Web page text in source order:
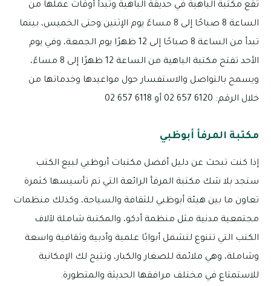
تقع مكتبة الباهية في حديقة الباهية وتبدأ أوقات عملها من
الساعة 8 صباحًا إلى 8 مساءً يوم الإثنين وحتى الخميس، بينما
تبدأ من الساعة 8 صباحًا إلى 12 ظهرًا يوم الجمعة، وفي يوم
الأحد تفتح مكتبة الباهية من الساعة 12 ظهرًا إلى 8 مساءً،
ويسمح بالتواصل والاستفسار حول مواعيدها وخدماتها من
خلال الرقم: 6120 657 02 أو 6118 657 02
مكتبة المرفأ أبوظبي
إذا كنت تبحث عن دليل أفضل مكتبات أبوظبي لبيع الكتب
ستجد بلا شك مكتبة المرفأ الرائعة التي تم تأسيسها كثمرة
تعاون ما بين هيئة أبوظبي للثقافة والسياحة، وكذلك منظمات
مجتمعية مدنية مثل منظمة أدكو، والمكتبة شاملة لآلاف
الكتب التي تتنوع لتشمل أبوابًا علمية وأدبية وثقافية واسعة
وشاملة، وهي ملائمة للصغار والكبار، وتتيح لك الإمكانية
للاستمتاع في مختلف مرافقها الحديثة والمتطورة.